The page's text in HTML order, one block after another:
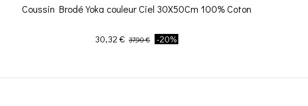
Coussin Brodé Yoka couleur Ciel 30X50Cm 100% Coton
Prix
30,32 € Prix de base
37,90 € -20%